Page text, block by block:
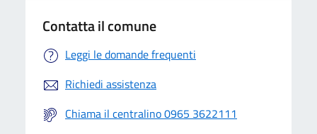
Contatta il comune
Leggi le domande frequenti
Richiedi assistenza
Chiama il centralino 0965 3622111